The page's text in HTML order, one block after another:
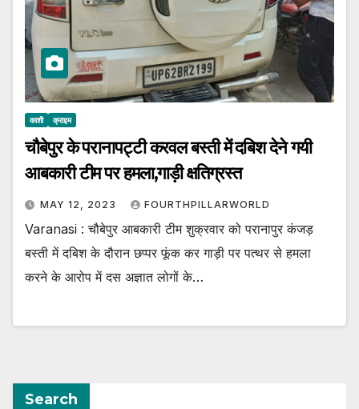
काशी क्राइम
चौबेपुर के परानापट्टी करवल बस्ती में दबिश देने गयी
आबकारी टीम पर हमला,गाड़ी क्षतिग्रस्त
MAY 12, 2023 FOURTHPILLARWORLD
Varanasi : चौबेपुर आबकारी टीम शुक्रवार को परानापुर कंजड़
बस्ती में दबिश के दौरान छप्पर फूंक कर गाड़ी पर पत्थर से हमला
करने के आरोप में दस अज्ञात लोगों के…
Search